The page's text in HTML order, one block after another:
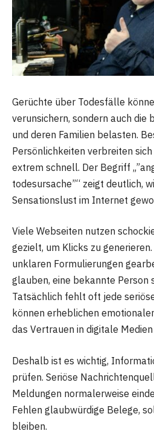
Gerüchte über Todesfälle
verunsichern, sondern auch die
und deren Familien belasten.
Persönlichkeiten verbreiten
extrem schnell. Der Begriff
todesursache”“ zeigt deutlich,
Sensationslust im Internet
Viele Webseiten nutzen
gezielt, um Klicks zu
unklaren Formulierungen
glauben, eine bekannte Person
Tatsächlich fehlt oft jede
können erheblichen
das Vertrauen in digitale
Deshalb ist es wichtig,
prüfen. Seriöse
Meldungen normalerweise
Fehlen glaubwürdige Belege,
bleiben.